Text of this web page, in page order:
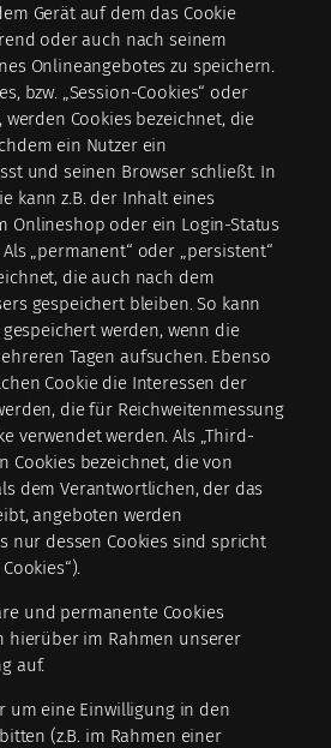
Gerät auf dem das Cookie
oder auch nach seinem
Onlineangebotes zu speichern.
bzw. „Session-Cookies“ oder
werden Cookies bezeichnet, die
ein Nutzer ein
und seinen Browser schließt. In
kann z.B. der Inhalt eines
Onlineshop oder ein Login-Status
„permanent“ oder „persistent“
die auch nach dem
gespeichert bleiben. So kann
werden, wenn die
Tagen aufsuchen. Ebenso
Cookie die Interessen der
die für Reichweitenmessung
verwendet werden. Als „Third-
Cookies bezeichnet, die von
dem Verantwortlichen, der das
angeboten werden
nur dessen Cookies sind spricht
und permanente Cookies
hierüber im Rahmen unserer
auf.
um eine Einwilligung in den
(z.B. im Rahmen einer